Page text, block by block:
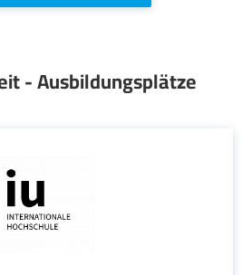
- Ausbildungsplätze